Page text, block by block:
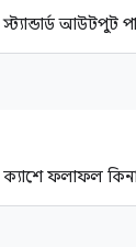
আউটপুট
ফলাফল কিনা